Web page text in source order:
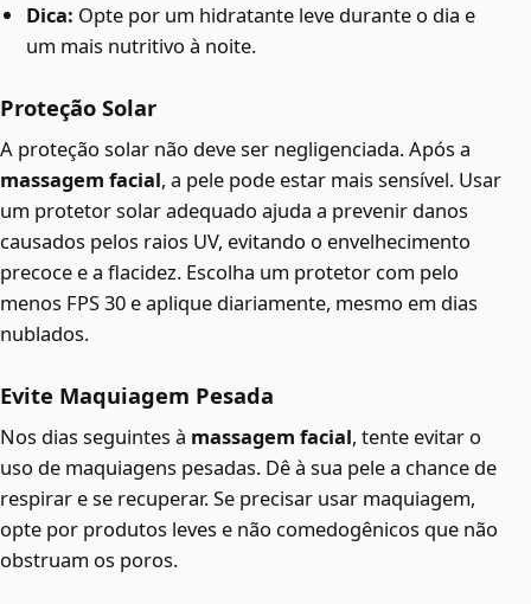
Dica: Opte por um hidratante leve durante o dia e
um mais nutritivo à noite.
Proteção Solar
A proteção solar não deve ser negligenciada. Após a
massagem facial, a pele pode estar mais sensível. Usar
um protetor solar adequado ajuda a prevenir danos
causados pelos raios UV, evitando o envelhecimento
precoce e a flacidez. Escolha um protetor com pelo
menos FPS 30 e aplique diariamente, mesmo em dias
nublados.
Evite Maquiagem Pesada
Nos dias seguintes à massagem facial, tente evitar o
uso de maquiagens pesadas. Dê à sua pele a chance de
respirar e se recuperar. Se precisar usar maquiagem,
opte por produtos leves e não comedogênicos que não
obstruam os poros.